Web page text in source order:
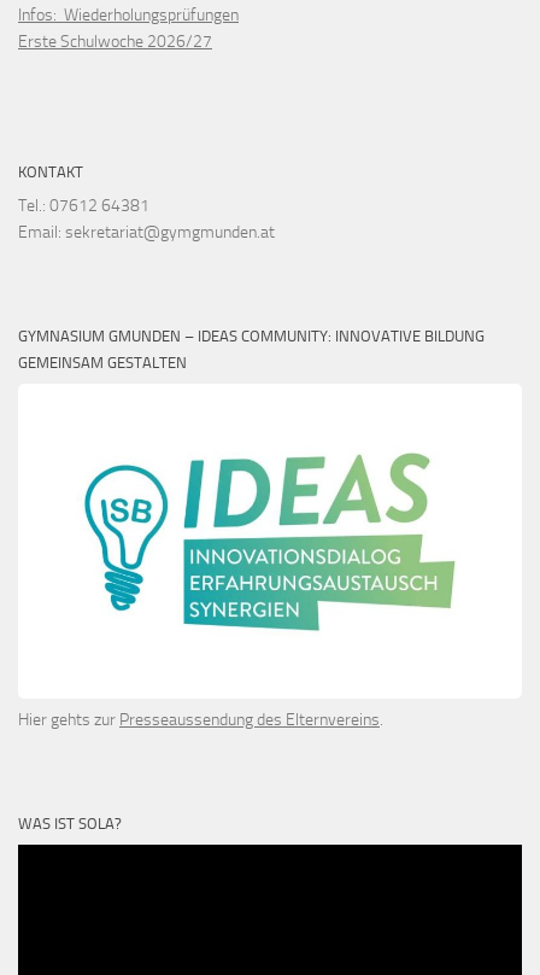
Infos: Wiederholungsprüfungen
Erste Schulwoche 2026/27
KONTAKT
Tel.: 07612 64381
Email: sekretariat@gymgmunden.at
GYMNASIUM GMUNDEN – IDEAS COMMUNITY: INNOVATIVE BILDUNG
GEMEINSAM GESTALTEN
Hier gehts zur Presseaussendung des Elternvereins.
WAS IST SOLA?